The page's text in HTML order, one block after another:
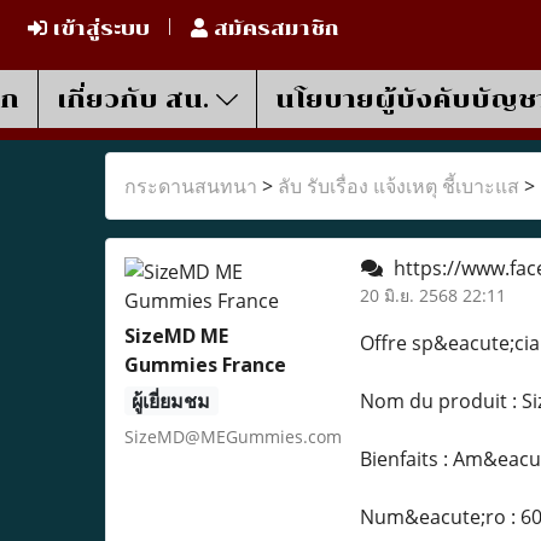
เข้าสู่ระบบ สมัครสมาชิก
เกี่ยวกับ สน. นโยบายผู้บังคับบัญช
กระดานสนทนา > ลับ รับเรื่อง แจ้งเหตุ ชี้เบาะแส >
SizeMD ME
Gummies France
ผู้เยี่ยมชม
SizeMD@MEGummies.com
https://
20 มิ.ย. 2568 22:11
Offre
Nom du produit :
Bienfaits :
Num&eacute;ro :